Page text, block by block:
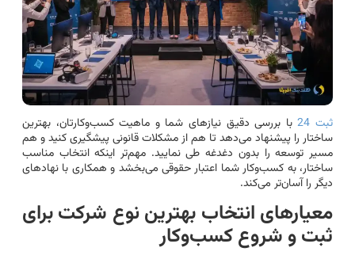
ثبت 24
با بررسی دقیق نیازهای شما و ماهیت کسب‌وکارتان، بهترین
ساختار را پیشنهاد می‌دهد تا هم از مشکلات قانونی پیشگیری کنید و هم
مسیر توسعه را بدون دغدغه طی نمایید. مهم‌تر اینکه انتخاب مناسب
ساختار، به کسب‌وکار شما اعتبار حقوقی می‌بخشد و همکاری با نهادهای
دیگر را آسان‌تر می‌کند.
معیارهای انتخاب بهترین نوع شرکت برای
ثبت و شروع کسب‌وکار